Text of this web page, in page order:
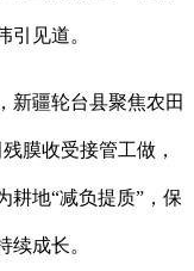
引见道。
疆轮台县聚焦农田
膜收受接管工做，
耕地“减负提质”，保
续成长。